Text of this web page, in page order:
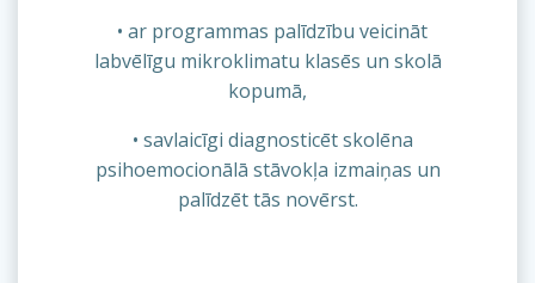
• ar programmas palīdzību veicināt
labvēlīgu mikroklimatu klasēs un skolā
kopumā,
• savlaicīgi diagnosticēt skolēna
psihoemocionālā stāvokļa izmaiņas un
palīdzēt tās novērst.